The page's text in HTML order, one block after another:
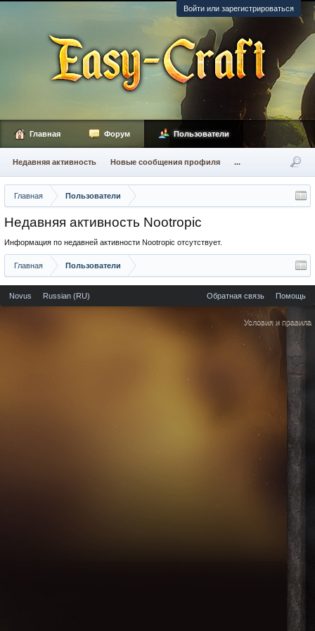
Войти или зарегистрироваться
Главная Пользователи
Недавняя активность Nootropic
Информация по недавней активности Nootropic отсутствует.
Главная Пользователи
Главная Форум Пользователи
Недавняя активность Новые сообщения профиля ...
Novus Russian (RU) Обратная связь Помощь
Условия и правила